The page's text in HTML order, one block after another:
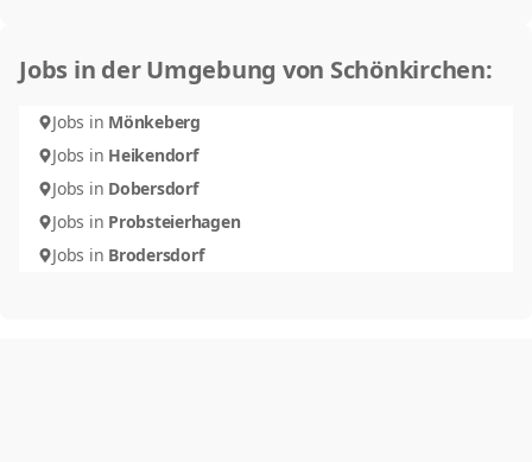
Jobs in der Umgebung von Schönkirchen:
Jobs in Mönkeberg
Jobs in Heikendorf
Jobs in Dobersdorf
Jobs in Probsteierhagen
Jobs in Brodersdorf